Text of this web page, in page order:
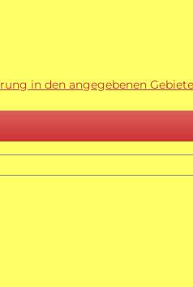
in den angegebenen